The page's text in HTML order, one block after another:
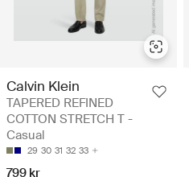
Calvin Klein
TAPERED REFINED
COTTON STRETCH T -
Casual
29 30 31 32 33
799 kr